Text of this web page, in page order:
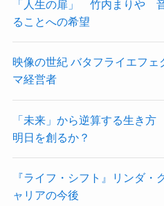
「人生の扉」 竹内まりや
ることへの希望
映像の世紀 バタフライエフェ
マ経営者
「未来」から逆算する生き
明日を創るか？
『ライフ・シフト』リンダ
ャリアの今後